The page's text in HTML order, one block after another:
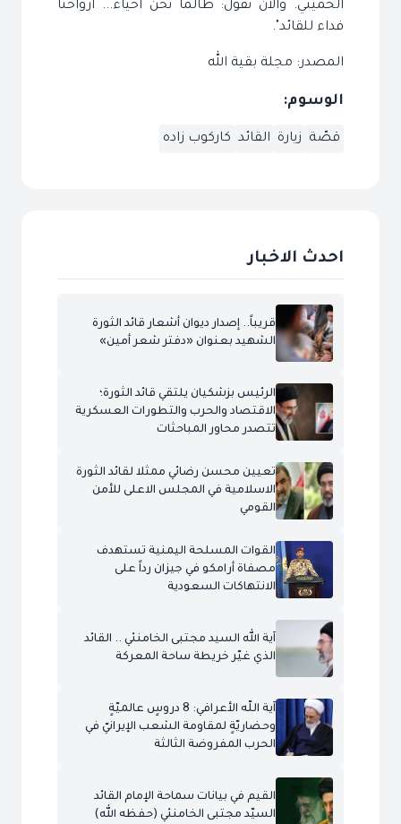
الخميني. والآن نقول: طالما نحن أحياء... أرواحنا
فداء للقائد".
المصدر: مجلة بقية الله
الوسوم:
قصّة زيارة القائد كاركوب زاده
احدث الاخبار
قريباً.. إصدار ديوان أشعار قائد الثورة
الشهيد بعنوان «دفتر شعر أمين»
الرئيس بزشكيان يلتقي قائد الثورة؛
الاقتصاد والحرب والتطورات العسكرية
تتصدر محاور المباحثات
تعيين محسن رضائي ممثلا لقائد الثورة
الاسلامية في المجلس الاعلى للأمن
القومي
القوات المسلحة اليمنية تستهدف
مصفاة أرامكو في جيزان رداً على
الانتهاكات السعودية
آية الله السيد مجتبى الخامنئي .. القائد
الذي غيّر خريطة ساحة المعركة
آية اللّه الأعرافي: 8 دروسٍ عالميّةٍ
وحضاريّةٍ لمقاومة الشعب الإيرانيّ في
الحرب المفروضة الثالثة
القيم في بيانات سماحة الإمام القائد
السيّد مجتبى الخامنئي (حفظه الله)